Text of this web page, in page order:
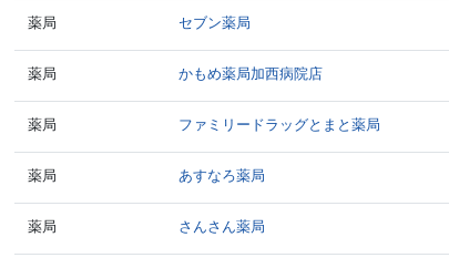
薬局 セブン薬局
薬局 かもめ薬局加西病院店
薬局 ファミリードラッグとまと薬局
薬局 あすなろ薬局
薬局 さんさん薬局